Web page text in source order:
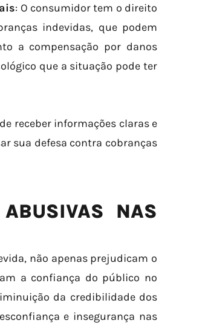
: O consumidor tem o direito
indevidas, que podem
a compensação por danos
que a situação pode ter
receber informações claras e
sua defesa contra cobranças
NAS
não apenas prejudicam o
a confiança do público no
da credibilidade dos
e insegurança nas